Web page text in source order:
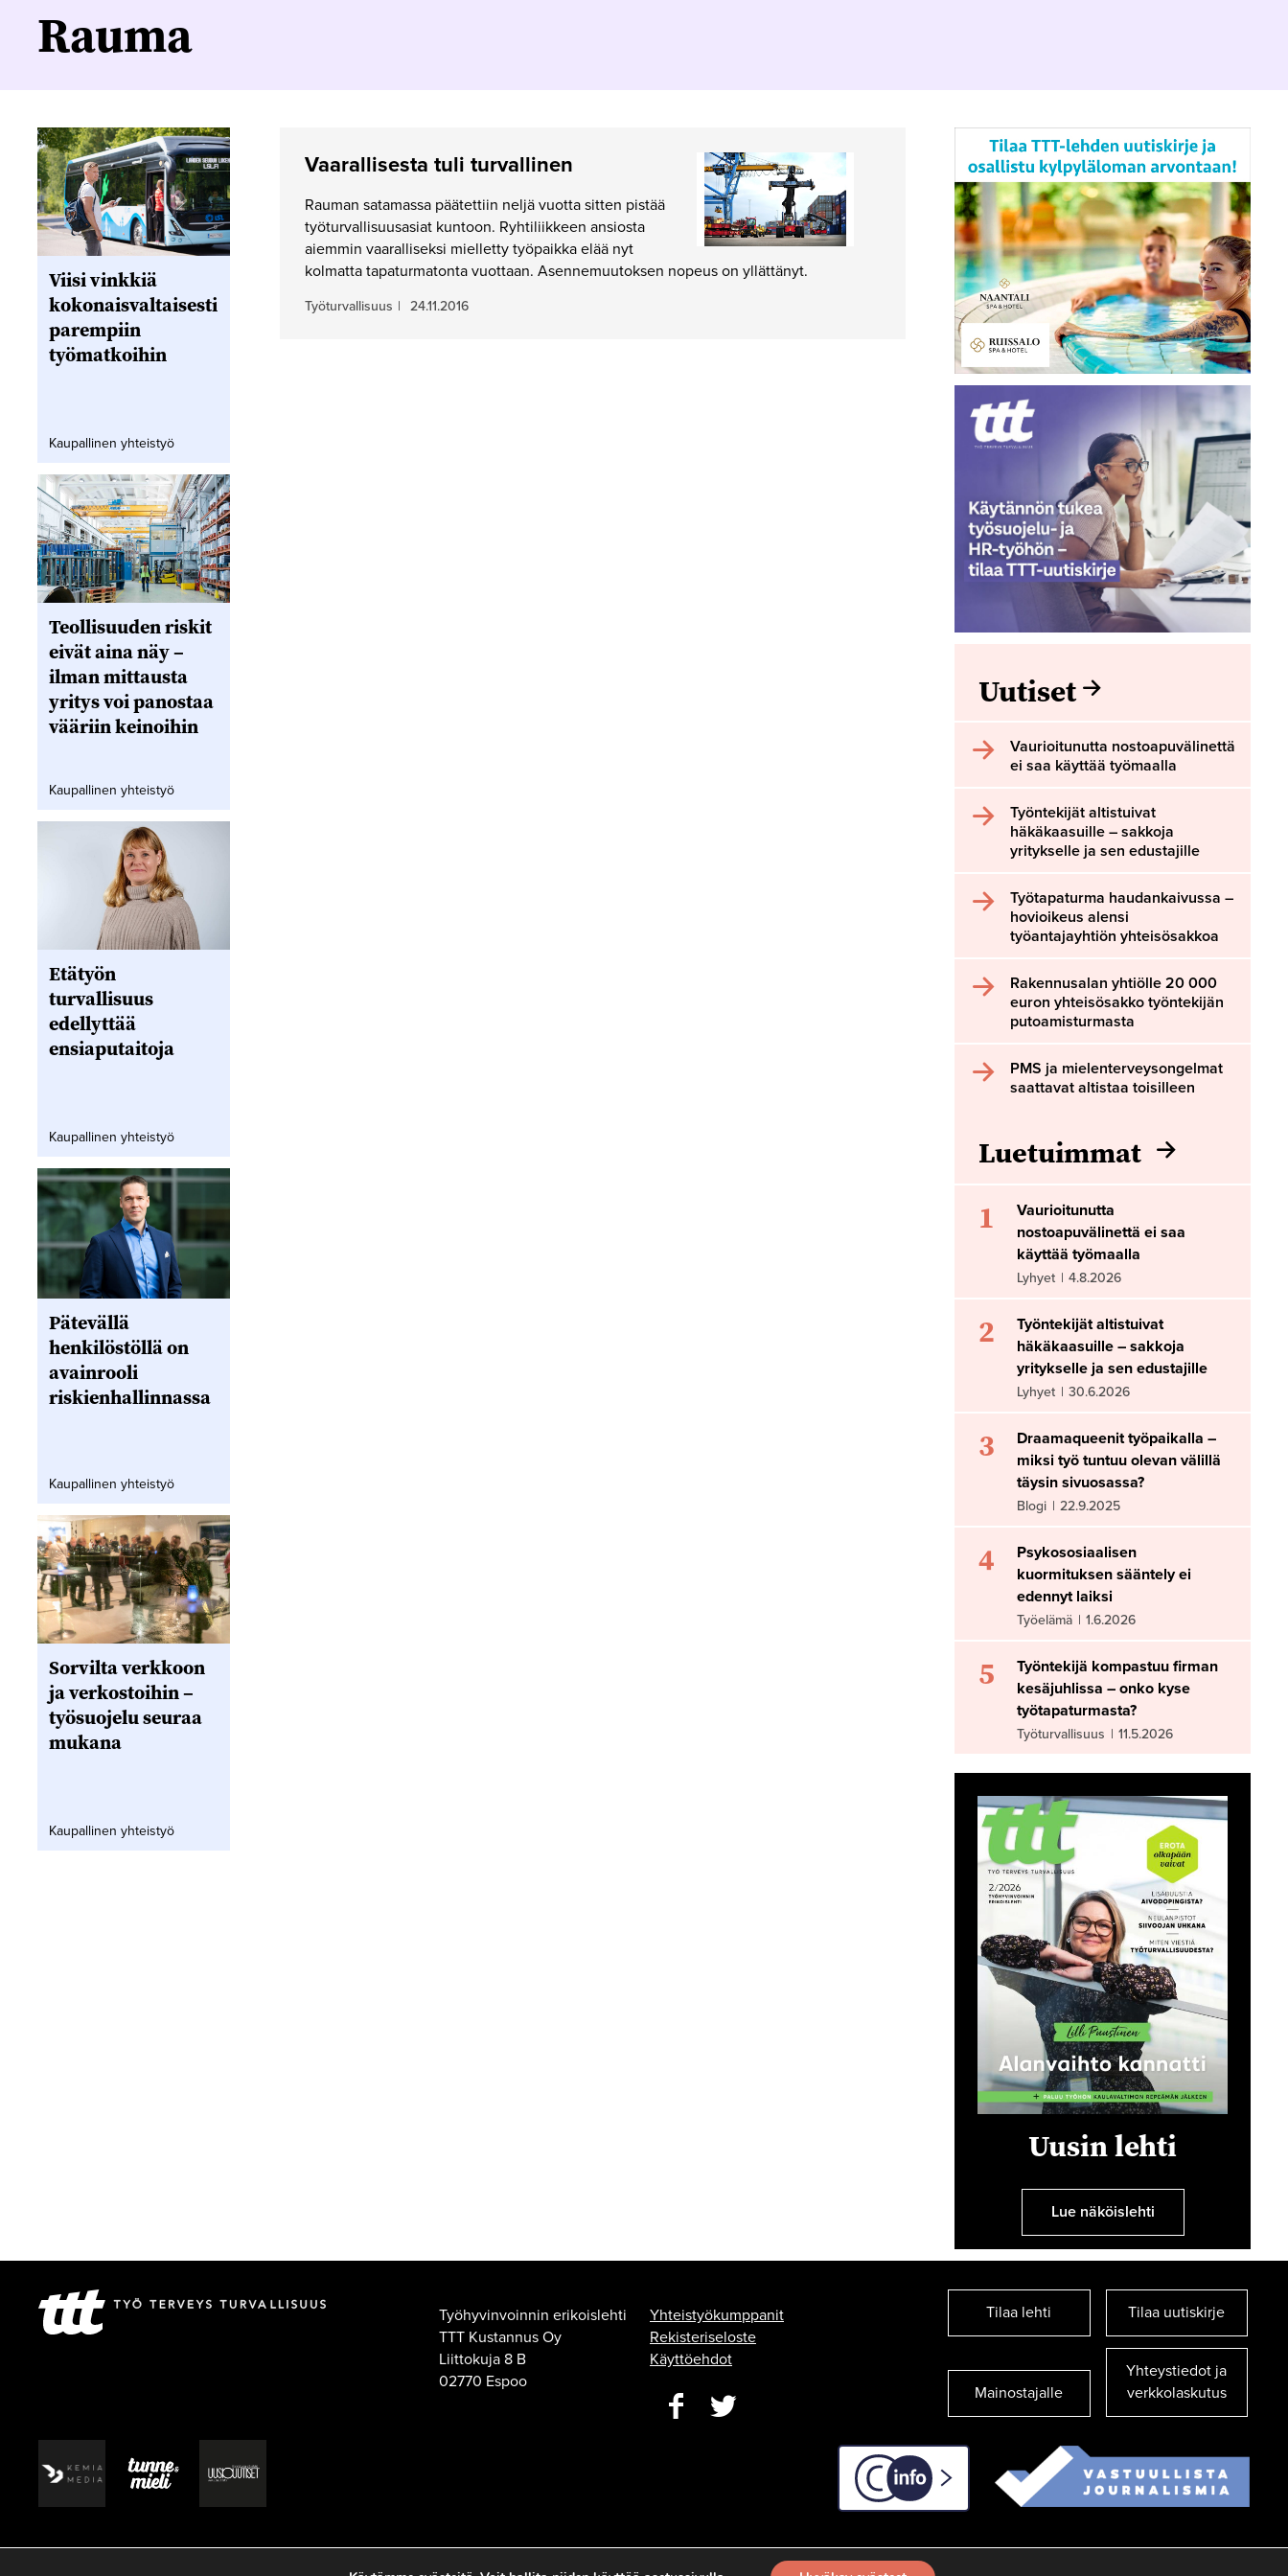
Rauma
Vaarallisesta tuli turvallinen
Rauman satamassa päätettiin neljä vuotta sitten pistää
työturvallisuusasiat kuntoon. Ryhtiliikkeen ansiosta
aiemmin vaaralliseksi mielletty työpaikka elää nyt
kolmatta tapaturmatonta vuottaan. Asennemuutoksen nopeus on yllättänyt.
Työturvallisuus | 24.11.2016
Viisi vinkkiä
kokonaisvaltaisesti
parempiin
työmatkoihin
Kaupallinen yhteistyö
Teollisuuden riskit
eivät aina näy –
ilman mittausta
yritys voi panostaa
vääriin keinoihin
Kaupallinen yhteistyö
Etätyön
turvallisuus
edellyttää
ensiaputaitoja
Kaupallinen yhteistyö
Pätevällä
henkilöstöllä on
avainrooli
riskienhallinnassa
Kaupallinen yhteistyö
Sorvilta verkkoon
ja verkostoihin –
työsuojelu seuraa
mukana
Kaupallinen yhteistyö
Uutiset
Vaurioitunutta nostoapuvälinettä
ei saa käyttää työmaalla
Työntekijät altistuivat
häkäkaasuille – sakkoja
yritykselle ja sen edustajille
Työtapaturma haudankaivussa –
hovioikeus alensi
työantajayhtiön yhteisösakkoa
Rakennusalan yhtiölle 20 000
euron yhteisösakko työntekijän
putoamisturmasta
PMS ja mielenterveysongelmat
saattavat altistaa toisilleen
Luetuimmat
1
Vaurioitunutta
nostoapuvälinettä ei saa
käyttää työmaalla
Lyhyet | 4.8.2026
2
Työntekijät altistuivat
häkäkaasuille – sakkoja
yritykselle ja sen edustajille
Lyhyet | 30.6.2026
3
Draamaqueenit työpaikalla –
miksi työ tuntuu olevan välillä
täysin sivuosassa?
Blogi | 22.9.2025
4
Psykososiaalisen
kuormituksen sääntely ei
edennyt laiksi
Työelämä | 1.6.2026
5
Työntekijä kompastuu firman
kesäjuhlissa – onko kyse
työtapaturmasta?
Työturvallisuus | 11.5.2026
Uusin lehti
Lue näköislehti
Työhyvinvoinnin erikoislehti
TTT Kustannus Oy
Liittokuja 8 B
02770 Espoo
Yhteistyökumppanit
Rekisteriseloste
Käyttöehdot
Tilaa lehti Tilaa uutiskirje
Mainostajalle
Yhteystiedot ja
verkkolaskutus
C-info